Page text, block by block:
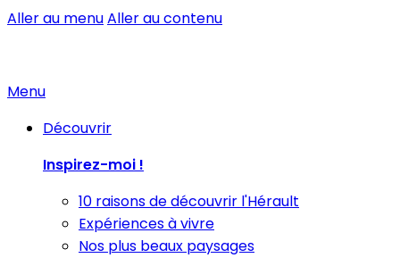
Aller au menuAller au contenu
Menu
Découvrir
Inspirez-moi !
10 raisons de découvrir l'Hérault
Expériences à vivre
Nos plus beaux paysages